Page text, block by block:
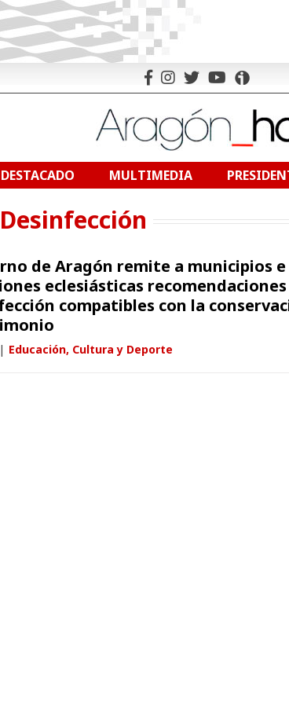
MULTIMEDIA
de Aragón remite a municipios e
eclesiásticas
compatibles con la
| Educación, Cultura y Deporte